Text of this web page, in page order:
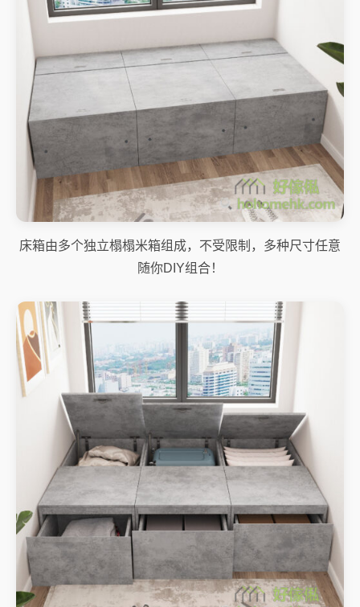
床箱由多个独立榻榻米箱组成，不受限制，多种尺寸任意
随你DIY组合！